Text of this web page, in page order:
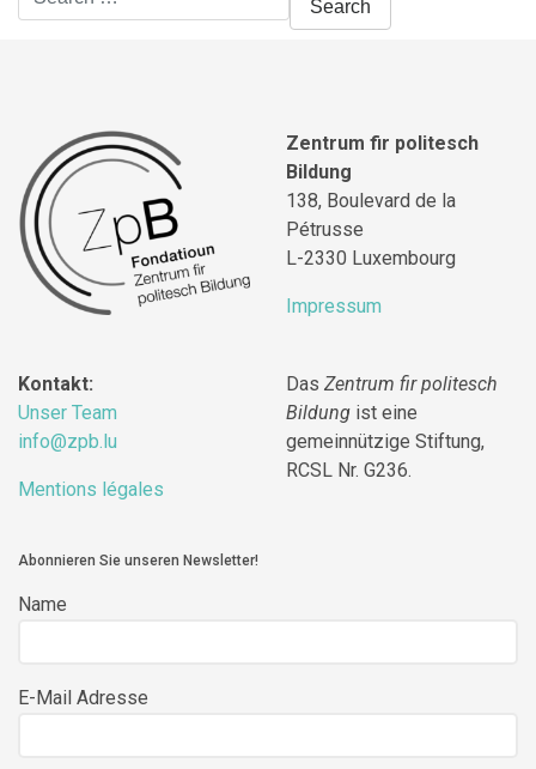
for:
Zentrum fir politesch
Bildung
138, Boulevard de la
Pétrusse
L-2330 Luxembourg
Impressum
Kontakt:
Unser Team
info@zpb.lu
Mentions légales
Das Zentrum fir politesch
Bildung ist eine
gemeinnützige Stiftung,
RCSL Nr. G236.
Abonnieren Sie unseren Newsletter!
Name
E-Mail Adresse